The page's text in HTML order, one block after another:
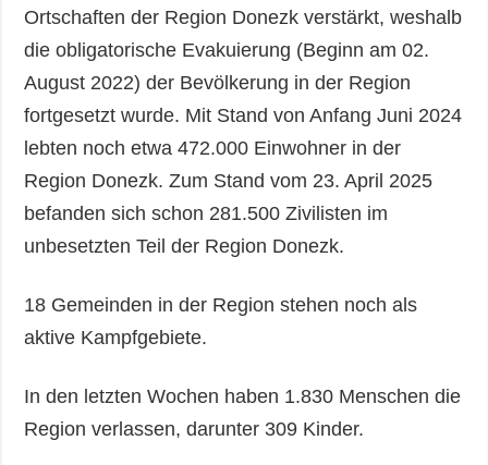
Ortschaften der Region Donezk verstärkt, weshalb
die obligatorische Evakuierung (Beginn am 02.
August 2022) der Bevölkerung in der Region
fortgesetzt wurde. Mit Stand von Anfang Juni 2024
lebten noch etwa 472.000 Einwohner in der
Region Donezk. Zum Stand vom 23. April 2025
befanden sich schon 281.500 Zivilisten im
unbesetzten Teil der Region Donezk.
18 Gemeinden in der Region stehen noch als
aktive Kampfgebiete.
In den letzten Wochen haben 1.830 Menschen die
Region verlassen, darunter 309 Kinder.